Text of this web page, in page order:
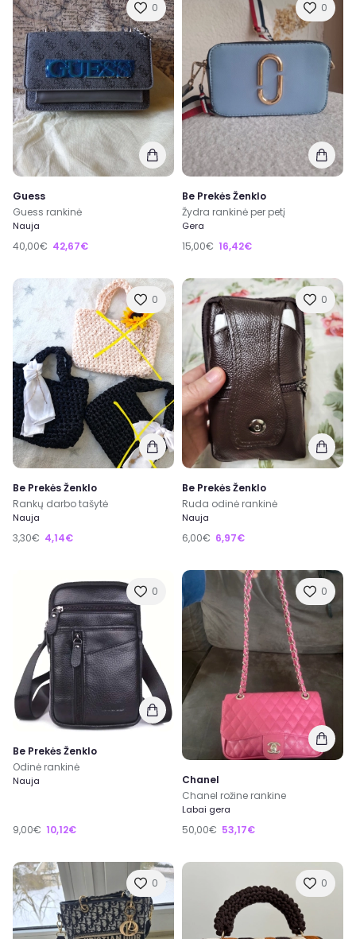
0
Guess
Guess rankinė
Nauja
40,00€ 42,67€
0
Be Prekės Ženklo
Žydra rankinė per petį
Gera
15,00€ 16,42€
0
Be Prekės Ženklo
Rankų darbo tašytė
Nauja
3,30€ 4,14€
0
Be Prekės Ženklo
Ruda odinė rankinė
Nauja
6,00€ 6,97€
0
Be Prekės Ženklo
Odinė rankinė
Nauja
9,00€ 10,12€
0
Chanel
Chanel rožine rankine
Labai gera
50,00€ 53,17€
0 0